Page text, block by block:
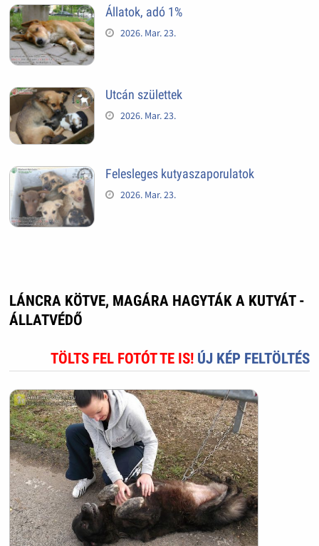
Állatok, adó 1%
2026. Mar. 23.
Utcán születtek
2026. Mar. 23.
Felesleges kutyaszaporulatok
2026. Mar. 23.
LÁNCRA KÖTVE, MAGÁRA HAGYTÁK A KUTYÁT -
ÁLLATVÉDŐ
TÖLTS FEL FOTÓT TE IS! ÚJ KÉP FELTÖLTÉS